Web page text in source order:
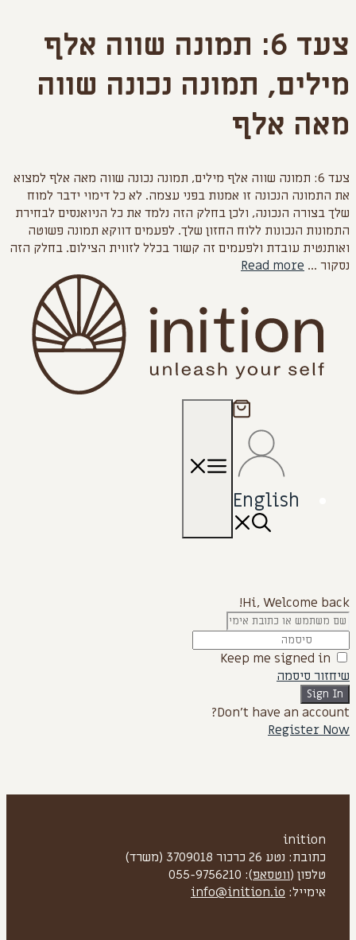
לדלג
לתוכן
צעד 6: תמונה שווה אלף
מילים, תמונה נכונה שווה
מאה אלף
צעד 6: תמונה שווה אלף מילים, תמונה נכונה שווה מאה אלף למצוא
את התמונה הנכונה זו אמנות בפני עצמה. לא כל דימוי ידבר למוח
שלך בצורה הנכונה, ולכן בחלק הזה נלמד את כל הניואנסים לבחירת
התמונות הנכונות ללוח החזון שלך. לפעמים דווקא תמונה פשוטה
ואותנטית עובדת ולפעמים זה קשור בכלל לזווית הצילום. בחלק הזה
נסקור ... Read more
English
Hi, Welcome back!
Keep me signed in
שיחזור סיסמה
Sign In
Don't have an account?
Register Now
inition
כתובת: נטע 26 כרכור 3709018 (משרד)
טלפון (ווטסאפ): 055-9756210
אימייל: info@inition.io